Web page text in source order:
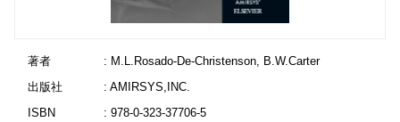
著者
: M.L.Rosado-De-Christenson, B.W.Carter
出版社
: AMIRSYS,INC.
ISBN
: 978-0-323-37706-5